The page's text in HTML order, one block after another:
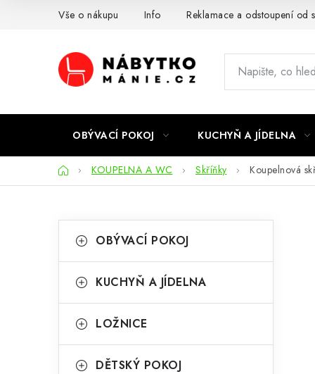
Vše o nákupu Info Reklamace a odstoupení od
OBÝVACÍ POKOJ KUCHYŇ A JÍDELNA
DomůKOUPELNA A WC Skříňky Koupelnová
o
t
r
kategorie
a
e
o
OBÝVACÍ POKOJ
KUCHYŇ A JÍDELNA
LOŽNICE
DĚTSKÝ POKOJ